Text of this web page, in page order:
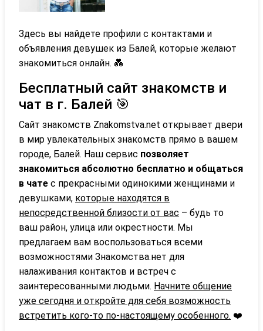
Здесь вы найдете профили с контактами и
объявления девушек из Балей, которые желают
знакомиться онлайн. 💑
Бесплатный сайт знакомств и
чат в г. Балей 🎯
Сайт знакомств Znakomstva.net открывает двери
в мир увлекательных знакомств прямо в вашем
городе, Балей. Наш сервис позволяет
знакомиться абсолютно бесплатно и общаться
в чате с прекрасными одинокими женщинами и
девушками, которые находятся в
непосредственной близости от вас – будь то
ваш район, улица или окрестности. Мы
предлагаем вам воспользоваться всеми
возможностями Знакомства.нет для
налаживания контактов и встреч с
заинтересованными людьми. Начните общение
уже сегодня и откройте для себя возможность
встретить кого-то по-настоящему особенного. ❤️